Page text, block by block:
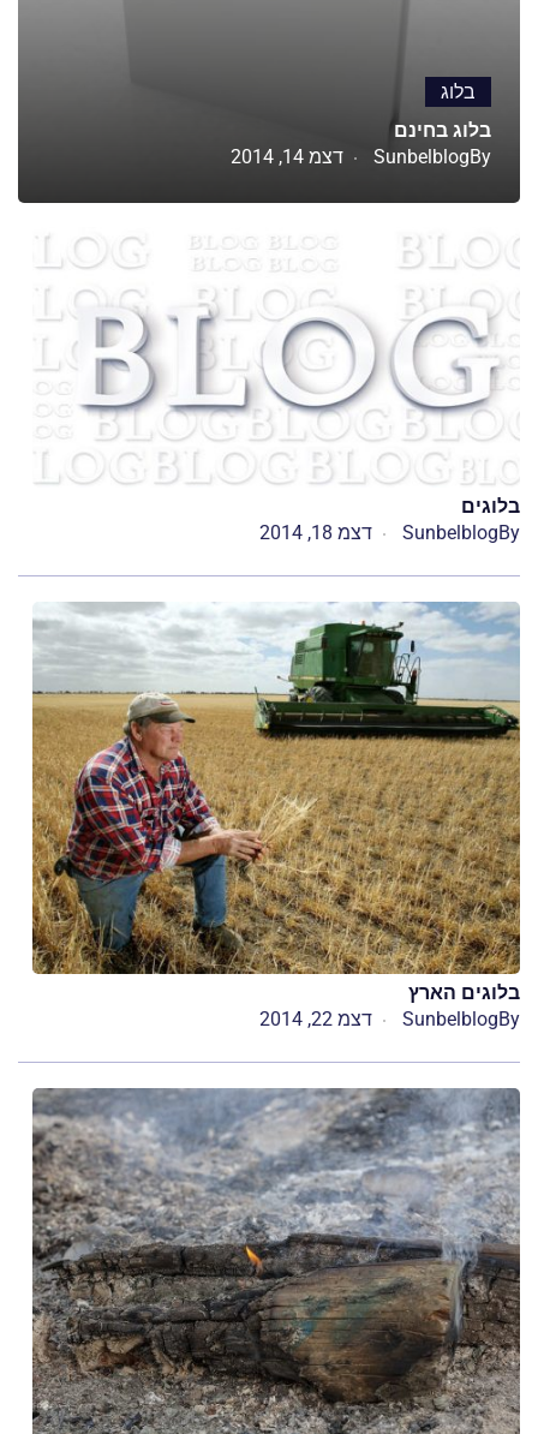
בלוג
בלוג בחינם
By
Sunbelblog דצמ 14, 2014
בלוגים
By
Sunbelblog דצמ 18, 2014
בלוגים הארץ
By
Sunbelblog דצמ 22, 2014